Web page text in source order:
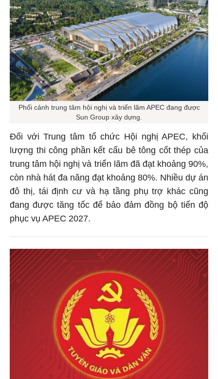
Phối cảnh trung tâm hội nghị và triển lãm APEC đang được
Sun Group xây dựng.
Đối với Trung tâm tổ chức Hội nghị APEC, khối
lượng thi công phần kết cấu bê tông cốt thép của
trung tâm hội nghị và triển lãm đã đạt khoảng 90%,
còn nhà hát đa năng đạt khoảng 80%. Nhiều dự án
đô thị, tái định cư và hạ tầng phụ trợ khác cũng
đang được tăng tốc để bảo đảm đồng bộ tiến độ
phục vụ APEC 2027.